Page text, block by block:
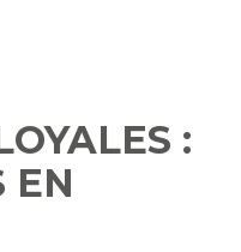
:
EN